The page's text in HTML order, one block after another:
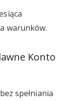
warunków.
Konto
spełniania